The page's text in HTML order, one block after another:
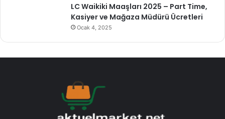
LC Waikiki Maaşları 2025 – Part Time,
Kasiyer ve Mağaza Müdürü Ücretleri
Ocak 4, 2025